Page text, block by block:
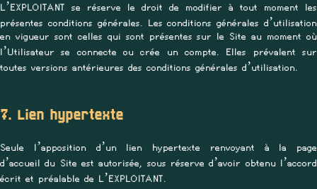
L’EXPLOITANT se réserve le droit de modifier à tout moment les
présentes conditions générales. Les conditions générales d’utilisation
en vigueur sont celles qui sont présentes sur le Site au moment où
l’Utilisateur se connecte ou crée un compte. Elles prévalent sur
toutes versions antérieures des conditions générales d’utilisation.
7. Lien hypertexte
Seule l’apposition d’un lien hypertexte renvoyant à la page
d’accueil du Site est autorisée, sous réserve d’avoir obtenu l’accord
écrit et préalable de L’EXPLOITANT.